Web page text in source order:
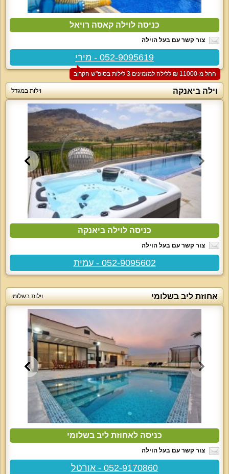
כניסה לוילה קאסה רויאל
צור קשר עם בעל הוילה
052-9095619 - מירי
החל מ-‏11000 ₪ ללילה למזמינים 3 לילות בסופ"ש הקרוב
וילה ביאנקה וילות במגדל
כניסה לוילה ביאנקה
צור קשר עם בעל הוילה
052-9095602 - עמית
אחוזת ליב בשלומי וילות בשלומי
כניסה לאחוזת ליב בשלומי
צור קשר עם בעל הוילה
052-9170860 - אורטל